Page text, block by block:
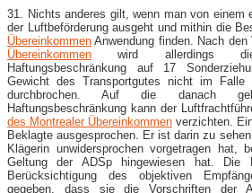
31. Nichts anderes gilt, wenn man von einem
der Luftbeförderung ausgeht und mithin die
Übereinkommen Anwendung finden. Nach den
Übereinkommen wird allerdings die
Haftungsbeschränkung auf 17
Gewicht des Transportgutes nicht im Falle
durchbrochen. Auf die danach
Haftungsbeschränkung kann der
des Montrealer Übereinkommen verzichten.
Beklagte ausgesprochen. Er ist darin zu
Klägerin unwidersprochen vorgetragen hat,
Geltung der ADSp hingewiesen hat. Die
Berücksichtigung des objektiven
gegeben, dass sie die Vorschriften der